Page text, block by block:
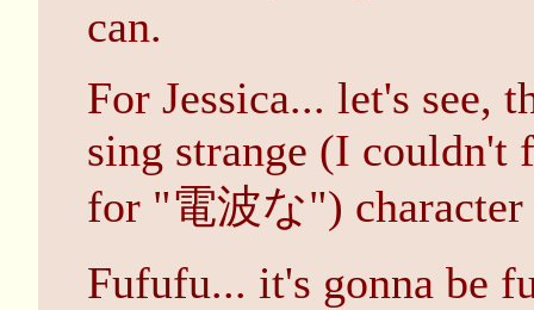
can.
For Jessica... let's see,
sing strange (I couldn't
for "電波な")
Fufufu... it's gonna be